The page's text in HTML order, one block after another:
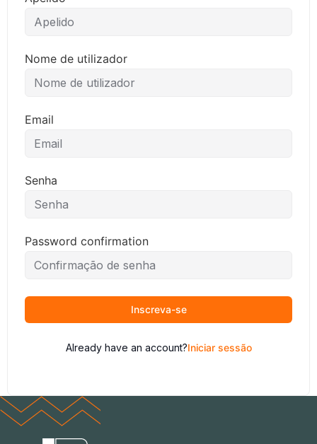
Nome de utilizador
Email
Senha
Password confirmation
Inscreva-se
Already have an account?Iniciar sessão